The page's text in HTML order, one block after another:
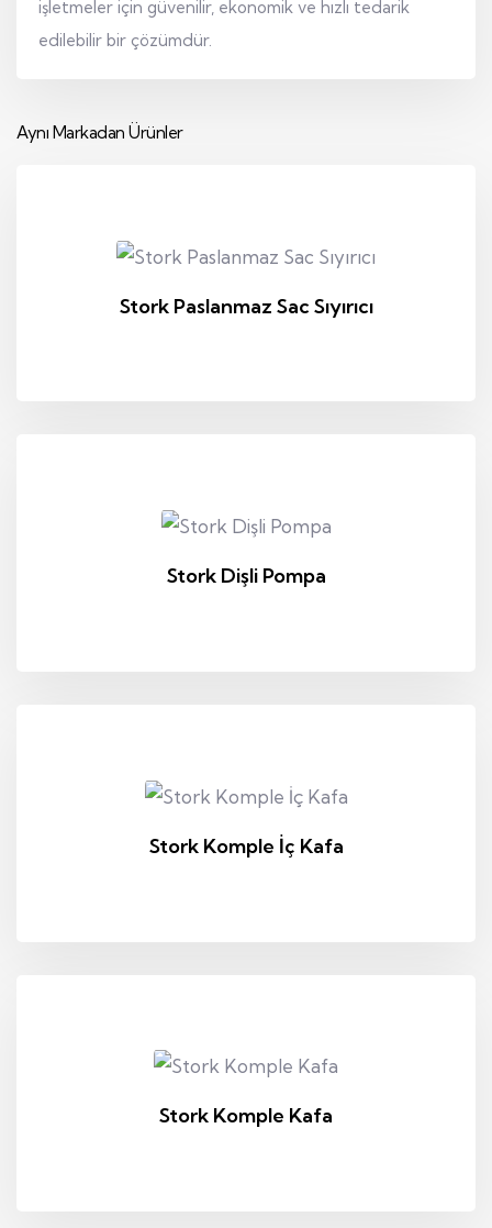
işletmeler için güvenilir, ekonomik ve hızlı tedarik
edilebilir bir çözümdür.
Aynı Markadan Ürünler
Stork Paslanmaz Sac Sıyırıcı
Stork Dişli Pompa
Stork Komple İç Kafa
Stork Komple Kafa